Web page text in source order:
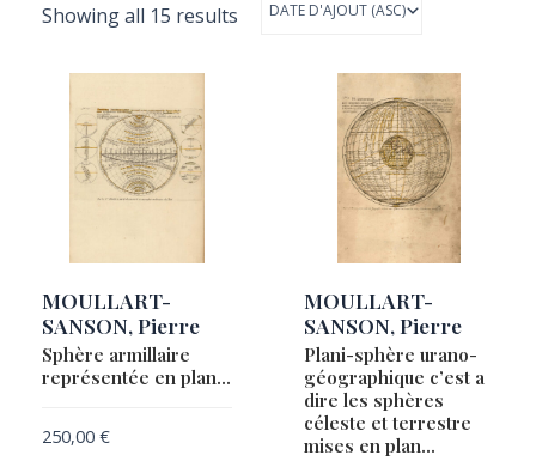
Showing all 15 results
MOULLART-
SANSON, Pierre
Sphère armillaire
représentée en plan…
250,00 €
MOULLART-
SANSON, Pierre
Plani-sphère urano-
géographique c’est a
dire les sphères
céleste et terrestre
mises en plan…